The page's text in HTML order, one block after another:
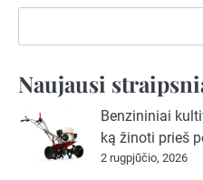
Naujausi
Benzininiai
ką žinoti prieš
2 rugpjūčio, 2026